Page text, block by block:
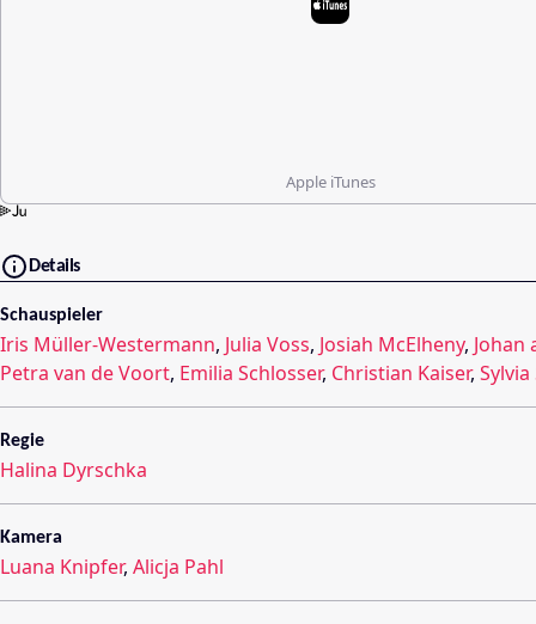
Apple iTunes
Details
Schauspieler
Iris Müller-Westermann, Julia Voss, Josiah McElheny, Johan
Petra van de Voort, Emilia Schlosser, Christian Kaiser,
Regie
Halina Dyrschka
Kamera
Luana Knipfer, Alicja Pahl